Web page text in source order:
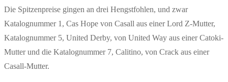
Die Spitzenpreise gingen an drei Hengstfohlen, und zwar
Katalognummer 1, Cas Hope von Casall aus einer Lord Z-Mutter,
Katalognummer 5, United Derby, von United Way aus einer Catoki-
Mutter und die Katalognummer 7, Calitino, von Crack aus einer
Casall-Mutter.